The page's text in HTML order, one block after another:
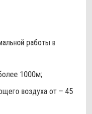
работы в
1000м;
воздуха от – 45